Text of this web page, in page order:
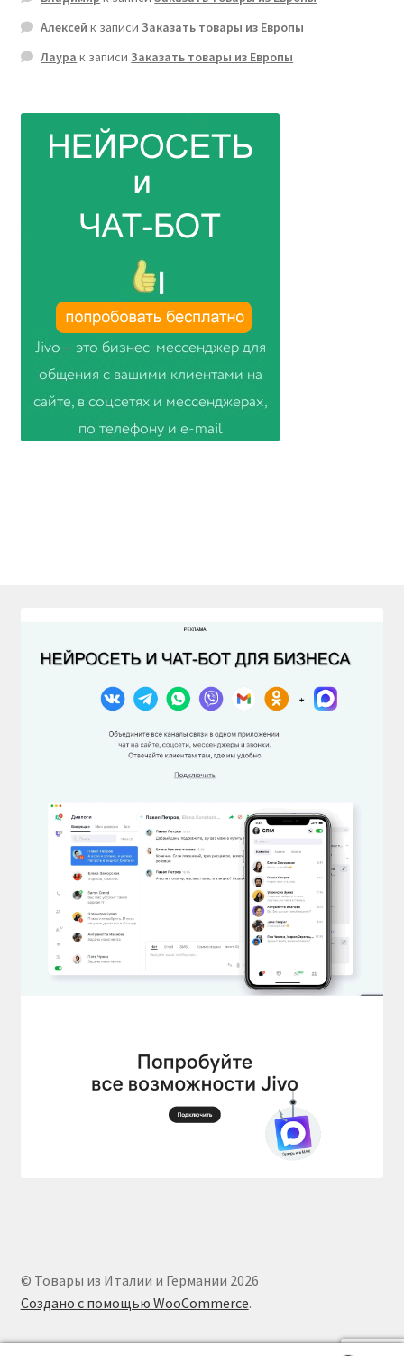
Алексей к записиЗаказать товары из Европы
Лаура к записиЗаказать товары из Европы
© Товары из Италии и Германии 2026
Создано с помощью WooCommerce.